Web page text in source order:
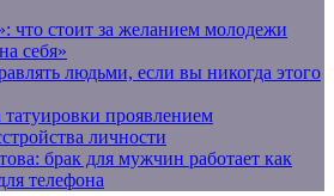
что стоит за желанием молодежи
себя»
людьми, если вы никогда этого
татуировки проявлением
личности
брак для мужчин работает как
телефона